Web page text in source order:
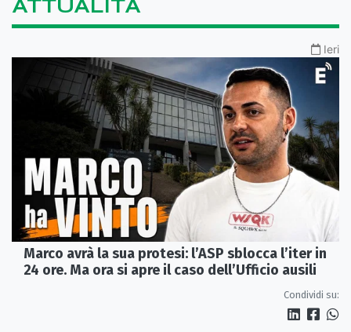
ATTUALITÀ
Ieri
Marco avrà la sua protesi: l’ASP sblocca l’iter in
24 ore. Ma ora si apre il caso dell’Ufficio ausili
Condividi su: